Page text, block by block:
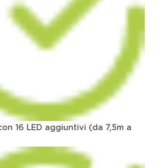
16 LED aggiuntivi (da 7,5m a